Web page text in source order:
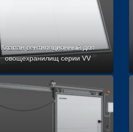
Клапан вентиляционный для
овощехранилищ серии VV